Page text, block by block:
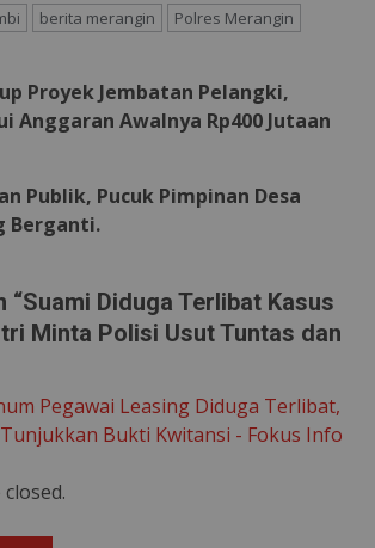
berita merangin Polres Merangin
Proyek Jembatan Pelangki,
Anggaran Awalnya Rp400 Jutaan
Publik, Pucuk Pimpinan Desa
Berganti.
“Suami Diduga Terlibat Kasus
Minta Polisi Usut Tuntas dan
Pegawai Leasing Diduga Terlibat,
Bukti Kwitansi - Fokus Info